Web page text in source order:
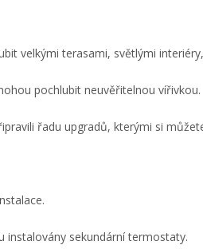
velkými terasami, světlými interiéry,
pochlubit neuvěřitelnou vířivkou.
řadu upgradů, kterými si
instalovány sekundární termostaty.